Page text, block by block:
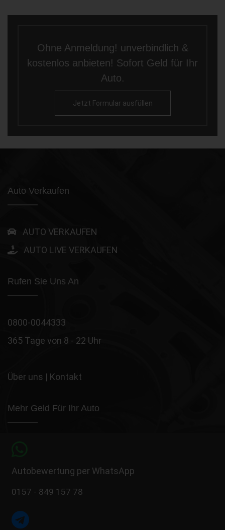
Ohne Anmeldung! unverbindlich &
kostenlos anbieten! Sofort Geld für Ihr
Auto.
Jetzt Formular ausfüllen
Auto Verkaufen
AUTO VERKAUFEN
AUTO LIVE VERKAUFEN
Rufen Sie Uns An
0800-0044333
365 Tage von 8 - 22 Uhr
Über uns | Kontakt
Mehr Geld Für Ihr Auto
Autobewertung per WhatsApp
0157 - 849 157 78